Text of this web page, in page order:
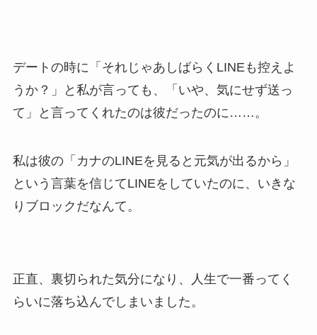
デートの時に「それじゃあしばらくLINEも控えよ
うか？」と私が言っても、「いや、気にせず送っ
て」と言ってくれたのは彼だったのに……。
私は彼の「カナのLINEを見ると元気が出るから」
という言葉を信じてLINEをしていたのに、いきな
りブロックだなんて。
正直、裏切られた気分になり、人生で一番ってく
らいに落ち込んでしまいました。